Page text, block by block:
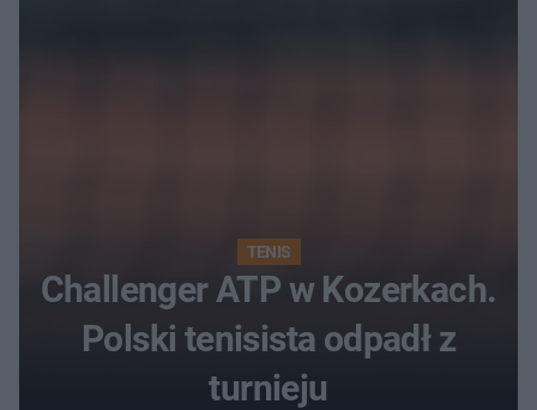
TENIS
Challenger ATP w Kozerkach.
Polski tenisista odpadł z
turnieju